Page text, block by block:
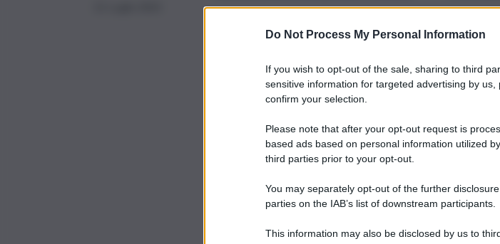
Do Not Process My Personal Information
If you wish to opt-out of the sale, sharing to third
sensitive information for targeted advertising by
confirm your selection.
Please note that after your opt-out request is
based ads based on personal information utilized
third parties prior to your opt-out.
You may separately opt-out of the further
parties on the IAB’s list of downstream participants.
This information may also be disclosed by us to